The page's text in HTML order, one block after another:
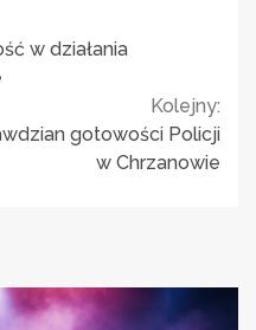
w działania
Kolejny:
gotowości Policji
w Chrzanowie